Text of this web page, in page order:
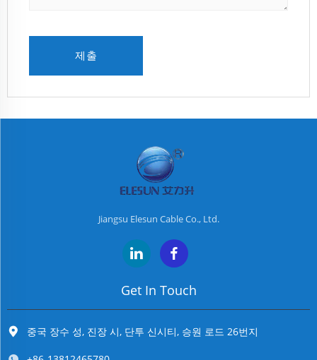
제출
Jiangsu Elesun Cable Co., Ltd.
Get In Touch
중국 장수 성, 진장 시, 단투 신시티, 승원 로드 26번지